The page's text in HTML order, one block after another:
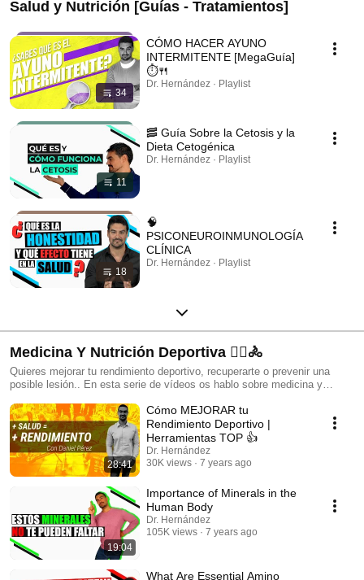
Salud y Nutrición [Guías - Tratamientos]
34
CÓMO HACER AYUNO
INTERMITENTE [MegaGuía]
⏱️🍴
Dr. Hernández · Playlist
11
🥓 Guía Sobre la Cetosis y la
Dieta Cetogénica
Dr. Hernández · Playlist
18
🧠
PSICONEUROINMUNOLOGÍA
CLÍNICA
Dr. Hernández · Playlist
Medicina Y Nutrición Deportiva 🚴‍♀️🚴
Quieres mejorar tu rendimiento deportivo, recuperarte o prevenir una
posible lesión.. En esta serie de vídeos os hablo sobre medicina y
28:41
Cómo MEJORAR tu
Rendimiento Deportivo |
Herramientas TOP 👍
Dr. Hernández
30K views
7 years ago
19:04
Importance of Minerals in the
Human Body
Dr. Hernández
105K views
7 years ago
What Are Essential Amino